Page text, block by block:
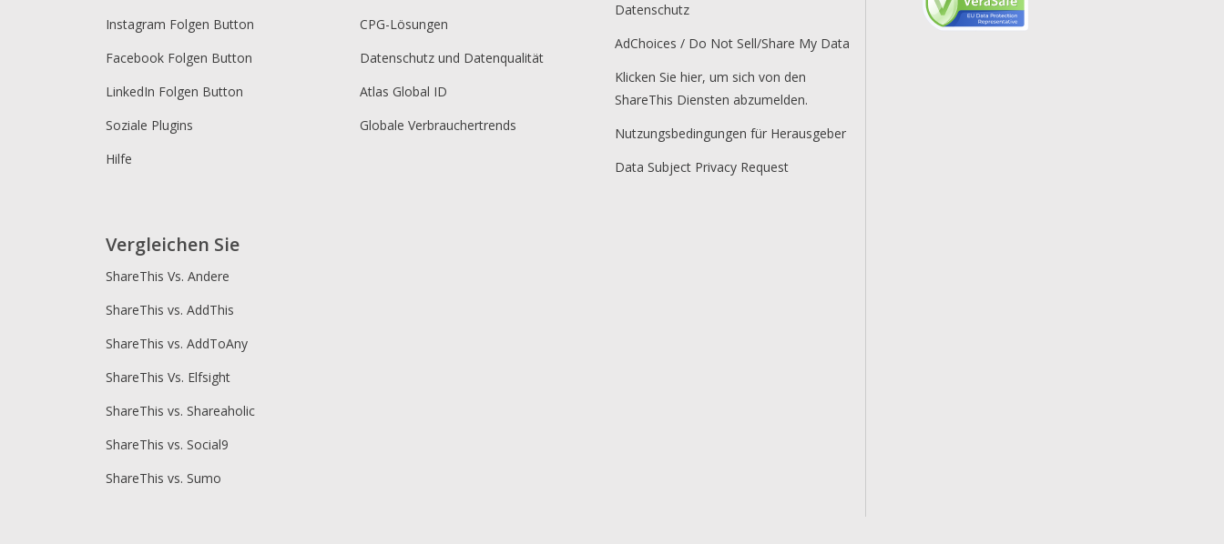
Instagram Folgen Button
Facebook Folgen Button
LinkedIn Folgen Button
Soziale Plugins
Hilfe
CPG-Lösungen
Datenschutz und Datenqualität
Atlas Global ID
Globale Verbrauchertrends
Datenschutz
AdChoices / Do Not Sell/Share My Data
Klicken Sie hier, um sich von den
ShareThis Diensten abzumelden.
Nutzungsbedingungen für Herausgeber
Data Subject Privacy Request
Vergleichen Sie
ShareThis Vs. Andere
ShareThis vs. AddThis
ShareThis vs. AddToAny
ShareThis Vs. Elfsight
ShareThis vs. Shareaholic
ShareThis vs. Social9
ShareThis vs. Sumo